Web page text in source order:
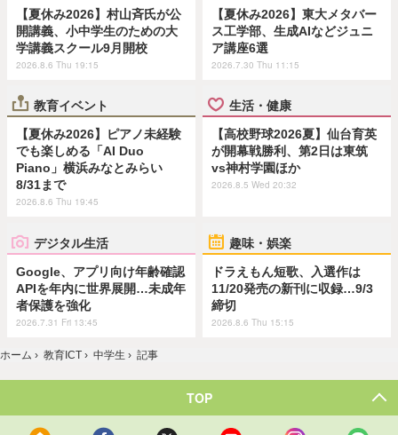
【夏休み2026】村山斉氏が公
開講義、小中学生のための大
学講義スクール9月開校
2026.8.6 Thu 19:15
【夏休み2026】東大メタバー
ス工学部、生成AIなどジュニ
ア講座6選
2026.7.30 Thu 11:15
教育イベント
【夏休み2026】ピアノ未経験
でも楽しめる「AI Duo
Piano」横浜みなとみらい
8/31まで
2026.8.6 Thu 19:45
生活・健康
【高校野球2026夏】仙台育英
が開幕戦勝利、第2日は東筑
vs神村学園ほか
2026.8.5 Wed 20:32
デジタル生活
Google、アプリ向け年齢確認
APIを年内に世界展開…未成年
者保護を強化
2026.7.31 Fri 13:45
趣味・娯楽
ドラえもん短歌、入選作は
11/20発売の新刊に収録…9/3
締切
2026.8.6 Thu 15:15
ホーム › 教育ICT › 中学生 › 記事
TOP